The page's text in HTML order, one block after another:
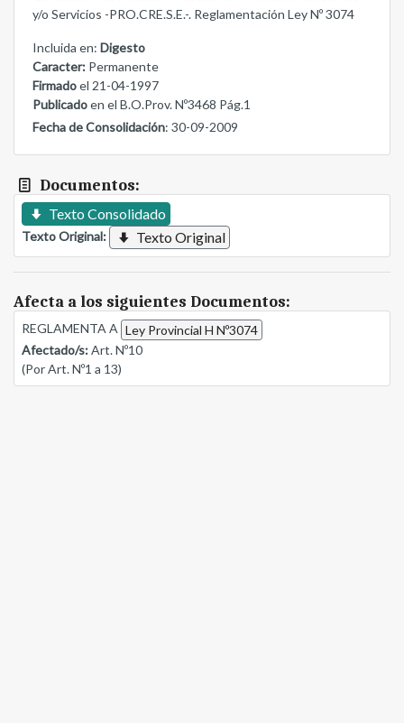
y/o Servicios -PRO.CRE.S.E.-. Reglamentación Ley Nº 3074
Incluida en: Digesto
Caracter: Permanente
Firmadoel 21-04-1997
Publicadoen el B.O.Prov. Nº3468 Pág.1
Fecha de Consolidación: 30-09-2009
Documentos:
Texto Consolidado
Texto Original: Texto Original
Afecta a los siguientes Documentos:
REGLAMENTA A Ley Provincial H Nº3074
Afectado/s:Art. Nº10
(Por Art. Nº1 a 13)